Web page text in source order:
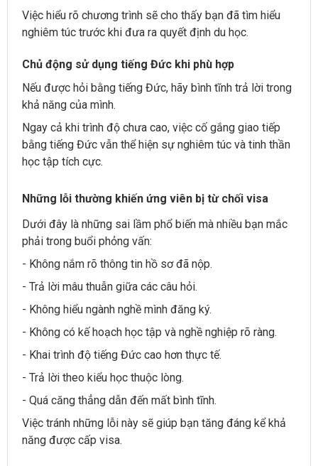
Việc hiểu rõ chương trình sẽ cho thấy bạn đã tìm hiểu
nghiêm túc trước khi đưa ra quyết định du học.
Chủ động sử dụng tiếng Đức khi phù hợp
Nếu được hỏi bằng tiếng Đức, hãy bình tĩnh trả lời trong
khả năng của mình.
Ngay cả khi trình độ chưa cao, việc cố gắng giao tiếp
bằng tiếng Đức vẫn thể hiện sự nghiêm túc và tinh thần
học tập tích cực.
Những lỗi thường khiến ứng viên bị từ chối visa
Dưới đây là những sai lầm phổ biến mà nhiều bạn mắc
phải trong buổi phỏng vấn:
- Không nắm rõ thông tin hồ sơ đã nộp.
- Trả lời mâu thuẫn giữa các câu hỏi.
- Không hiểu ngành nghề mình đăng ký.
- Không có kế hoạch học tập và nghề nghiệp rõ ràng.
- Khai trình độ tiếng Đức cao hơn thực tế.
- Trả lời theo kiểu học thuộc lòng.
- Quá căng thẳng dẫn đến mất bình tĩnh.
Việc tránh những lỗi này sẽ giúp bạn tăng đáng kể khả
năng được cấp visa.